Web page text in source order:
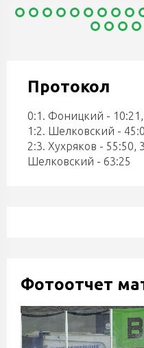
Протокол
0:1. Фоницкий -
1:2. Шелковский -
2:3. Хухряков - 55:50,
Шелковский - 63:25
Фотоотчет